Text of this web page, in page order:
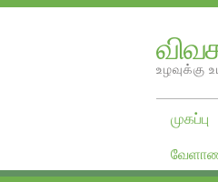
உழவுக்கு
முகப்பு